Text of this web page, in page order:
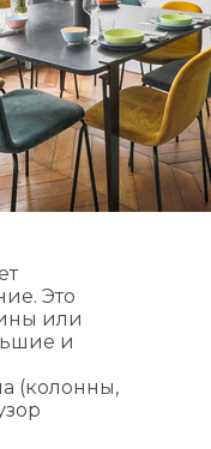
Это
или
и
(колонны,